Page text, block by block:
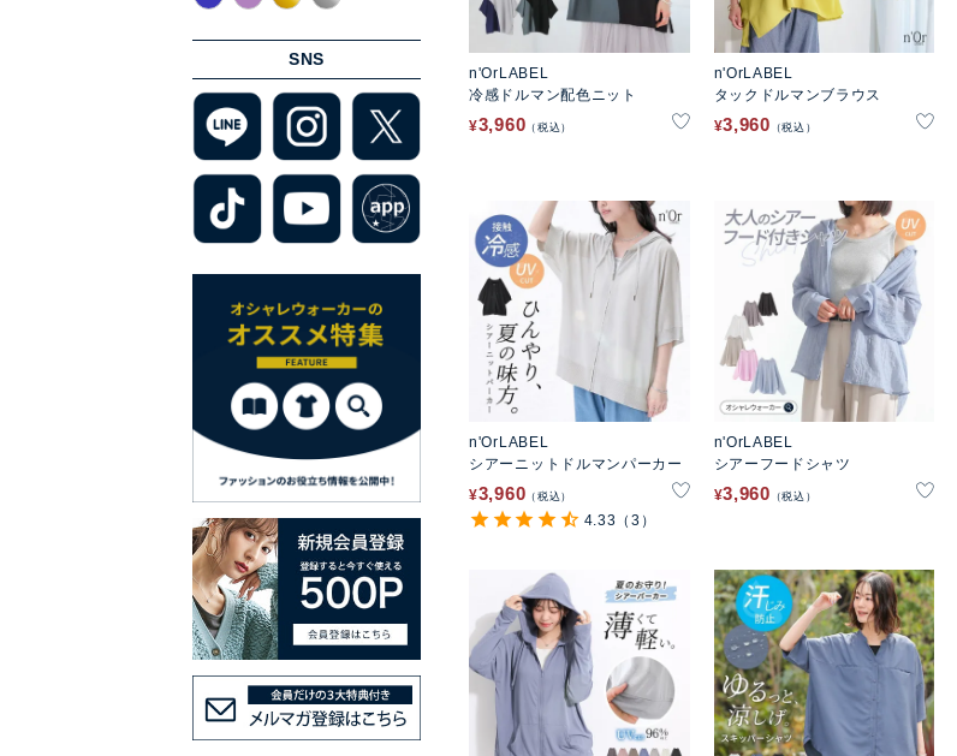
SNS
n'OrLABEL
冷感ドルマン配色ニット
¥3,960 税込
n'OrLABEL
タックドルマンブラウス
¥3,960 税込
n'OrLABEL
シアーニットドルマンパーカー
¥3,960 税込
4.33 （3）
n'OrLABEL
シアーフードシャツ
¥3,960 税込